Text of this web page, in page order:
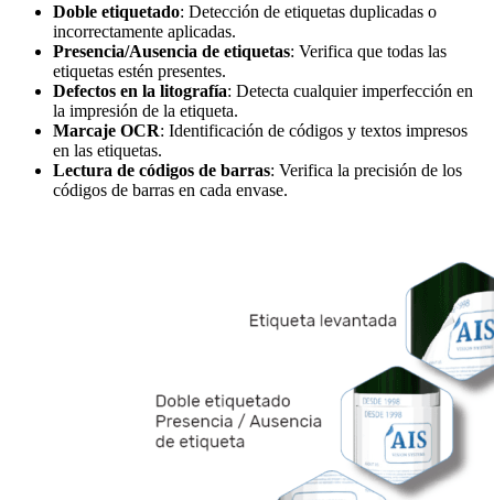
Doble etiquetado: Detección de etiquetas duplicadas o
incorrectamente aplicadas.
Presencia/Ausencia de etiquetas: Verifica que todas las
etiquetas estén presentes.
Defectos en la litografía: Detecta cualquier imperfección en
la impresión de la etiqueta.
Marcaje OCR: Identificación de códigos y textos impresos
en las etiquetas.
Lectura de códigos de barras: Verifica la precisión de los
códigos de barras en cada envase.